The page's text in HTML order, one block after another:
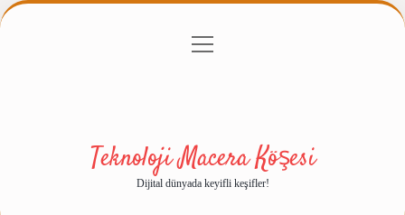
Gizlilik Politikası
menüyü
Teknoloji Macera Köşesi
Dijital dünyada keyifli keşifler!